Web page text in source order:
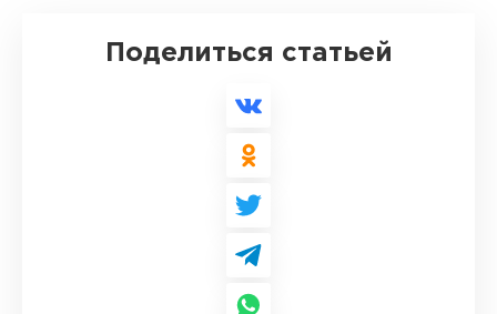
Поделиться статьей